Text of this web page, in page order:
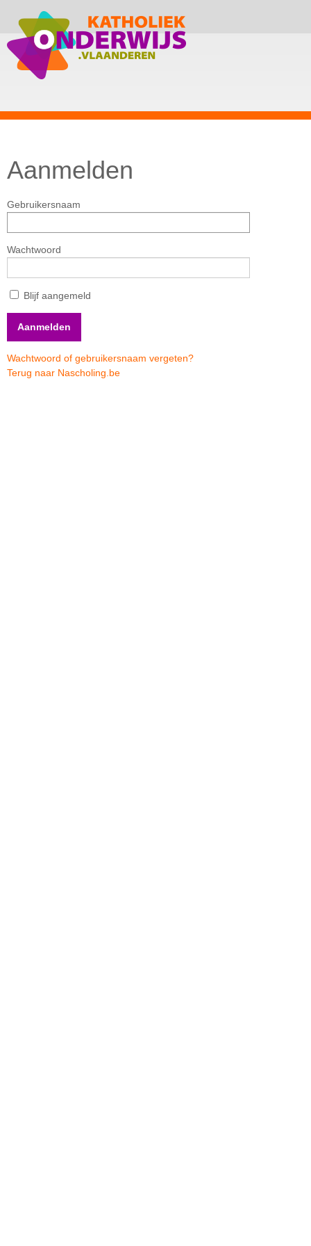
Aanmelden
Gebruikersnaam
Wachtwoord
Blijf aangemeld
Wachtwoord of gebruikersnaam vergeten?
Terug naar Nascholing.be